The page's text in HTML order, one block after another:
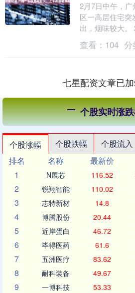
2月7日中午，
区一高层住宅突
出，烟味较大。
在距离广州市
公里处吃饭，....
查看： 104 分
七星配资文章已
个股实时涨
个股涨幅 个股跌幅 个股流入
排名
名称 最新价
1
N展芯 116.52
2 锐翔智能 110.02
3 志特新材 14.8
4 博腾股份 20.44
5 近岸蛋白 46.72
6 毕得医药 61.6
7 五洲医疗 83.62
8 耐科装备 49.67
9 一博科技 53.33